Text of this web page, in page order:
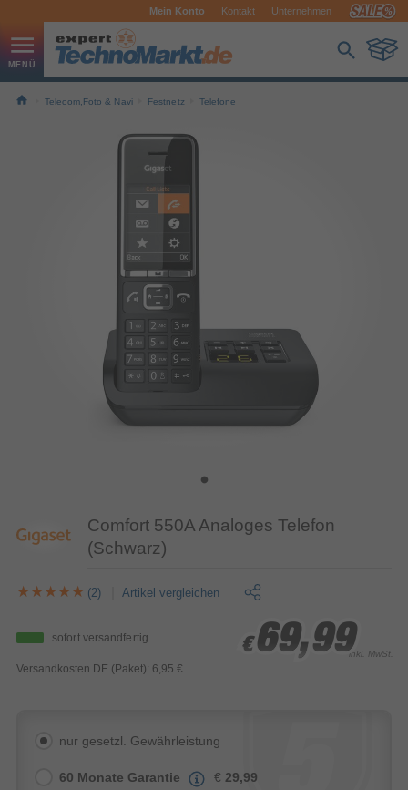
Mein Konto Kontakt Unternehmen
Telecom,Foto & Navi Festnetz Telefone
Comfort 550A Analoges Telefon
(Schwarz)
(2) Artikel vergleichen
sofort versandfertig
Versandkosten DE (Paket): 6,95 €
€ 69,99
€ 69,99
€ 69,99inkl. MwSt.
nur gesetzl. Gewährleistung
60 Monate Garantie € 29,99